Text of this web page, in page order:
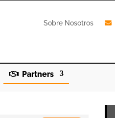
Sobre Nosotros
Partners